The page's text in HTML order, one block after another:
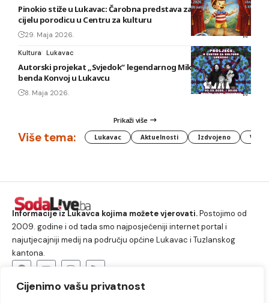
Cijenimo vašu privatnost
Pinokio stiže u Lukavac: Čarobna predstava za mališane i
cijelu porodicu u Centru za kulturu
29. Maja 2026.
Kultura Lukavac
Autorski projekat „Svjedok“ legendarnog Mikija Trifunova i
benda Konvoj u Lukavcu
8. Maja 2026.
Prikaži više
Više tema: Lukavac Aktuelnosti Izdvojeno
Informacije iz Lukavca kojima možete vjerovati.Postojimo od
2009. godine i od tada smo najposjećeniji internet portal i
najutjecajniji medij na području općine Lukavac i Tuzlanskog
kantona.